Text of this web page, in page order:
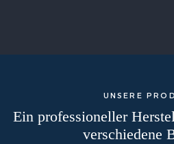
UNSERE
Ein professioneller
verschiedene